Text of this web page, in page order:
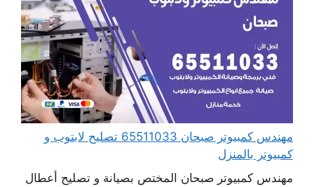
مهندس كمبيوتر صبحان 65511033 تصليح لابتوب و
كمبيوتر بالمنزل
مهندس كمبيوتر صبحان المختص بصيانة و تصليح أعطال